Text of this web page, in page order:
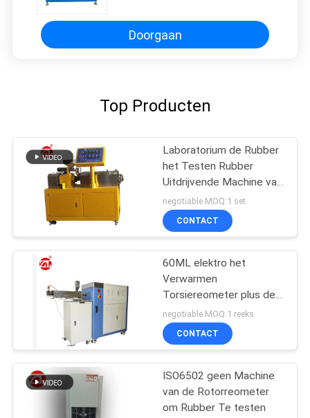
Doorgaan
Top Producten
Laboratorium de Rubber
het Testen Rubber
Uitdrijvende Machine van
de Machine
Tweelingschroef voor
pvc-de PA van PC
negotiable MOQ:1 set
CONTACT
60ML elektro het
Verwarmen
Torsiereometer plus de
Waaier 0-300Nm van de
Mixertorsie
negotiable MOQ:1 reeks
CONTACT
ISO6502 geen Machine
van de Rotorreometer
om Rubber Te testen